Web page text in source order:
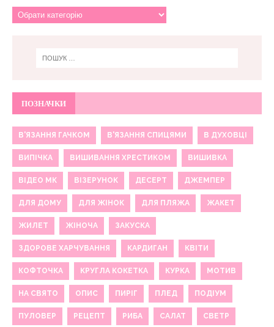
ПОЗНАЧКИ
В'ЯЗАННЯ ГАЧКОМ В'ЯЗАННЯ СПИЦЯМИ В ДУХОВЦІ
ВИПІЧКА ВИШИВАННЯ ХРЕСТИКОМ ВИШИВКА
ВІДЕО МК ВІЗЕРУНОК ДЕСЕРТ ДЖЕМПЕР
ДЛЯ ДОМУ ДЛЯ ЖІНОК ДЛЯ ПЛЯЖА ЖАКЕТ
ЖИЛЕТ ЖІНОЧА ЗАКУСКА
ЗДОРОВЕ ХАРЧУВАННЯ КАРДИГАН КВІТИ
КОФТОЧКА КРУГЛА КОКЕТКА КУРКА МОТИВ
НА СВЯТО ОПИС ПИРІГ ПЛЕД ПОДІУМ
ПУЛОВЕР РЕЦЕПТ РИБА САЛАТ СВЕТР